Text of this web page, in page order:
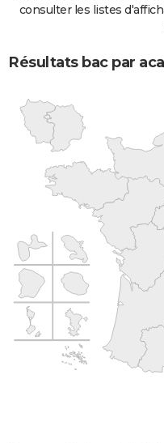
consulter les listes
Résultats bac par